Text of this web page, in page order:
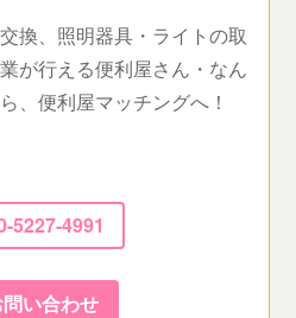
換、照明器具・ライトの取
が行える便利屋さん・なん
、便利屋マッチングへ！
5227-4991
い合わせ